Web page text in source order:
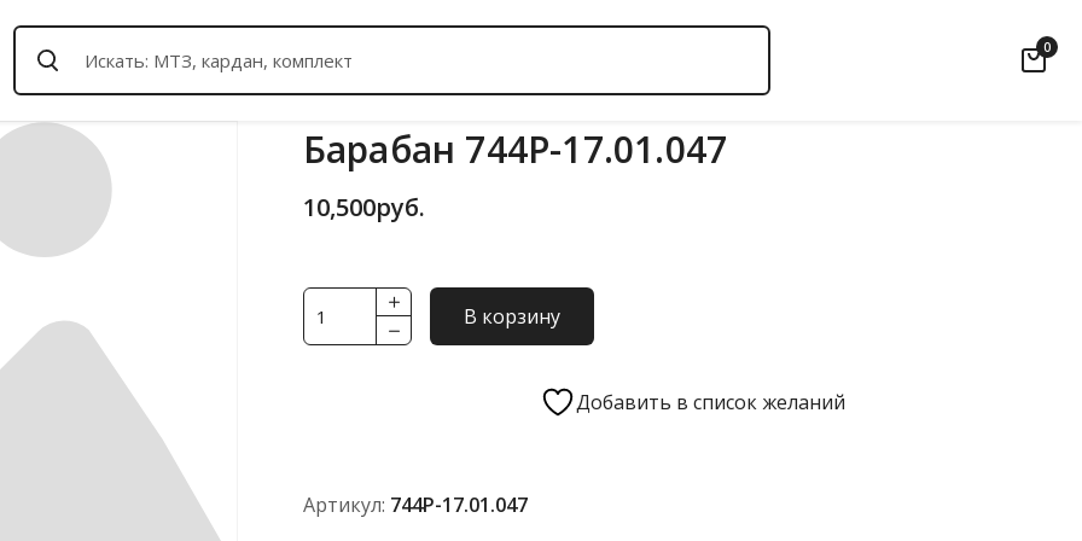
0
Барабан 744Р-17.01.047
10,500руб.
Количество
товара
В корзину
Добавить в список желаний
Артикул: 744Р-17.01.047